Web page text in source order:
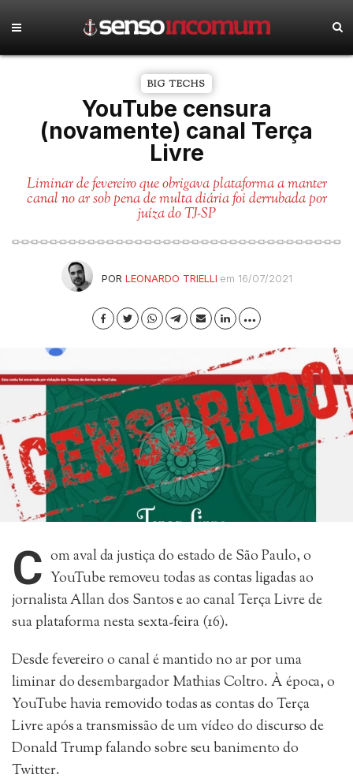
BIG TECHS
YouTube censura
(novamente) canal Terça
Livre
Liminar de fevereiro que obrigava plataforma a manter
canal no ar sob pena de multa diária foi derrubada por
juíza do TJ-SP
POR LEONARDO TRIELLI em 16/07/2021
C om aval da justiça do estado de São Paulo, o
YouTube removeu todas as contas ligadas ao
jornalista Allan dos Santos e ao canal Terça Livre de
sua plataforma nesta sexta-feira (16).
Desde fevereiro o canal é mantido no ar por uma
liminar do desembargador Mathias Coltro. À época, o
YouTube havia removido todas as contas do Terça
Livre após a transmissão de um vídeo do discurso de
Donald Trump falando sobre seu banimento do
Twitter.